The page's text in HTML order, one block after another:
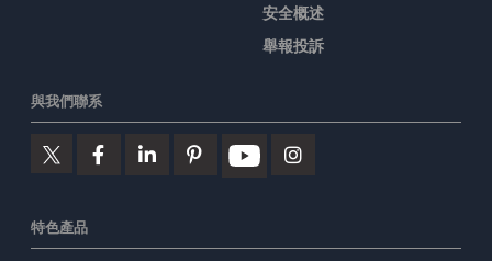
安全概述
舉報投訴
與我們聯系
特色產品